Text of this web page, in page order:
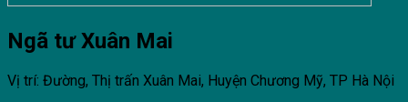
Ngã tư Xuân Mai
Vị trí: Đường, Thị trấn Xuân Mai, Huyện Chương Mỹ, TP Hà Nội